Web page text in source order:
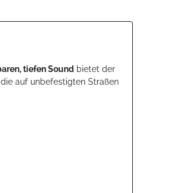
tiefen Sound bietet der
auf unbefestigten Straßen